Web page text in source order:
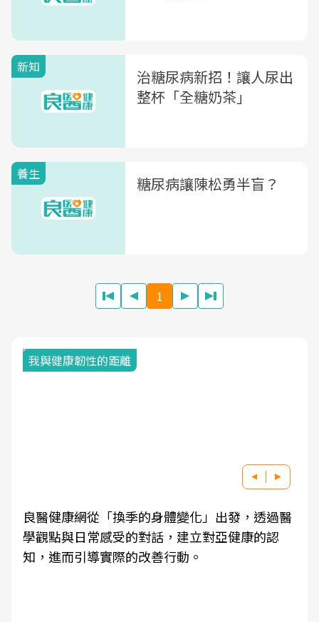
新知
治糖尿病新招！讓人尿出
整杯「全糖奶茶」
養生 糖尿病讓陳松勇半盲？
1
我與健康韌性的距離
良醫健康網從「換季的身體變化」出發，透過醫
學觀點與日常感受的對話，建立對亞健康的認
知，進而引導實際的改善行動。